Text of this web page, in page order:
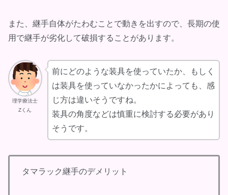
また、継手自体がたわむことで動きを出すので、長期の使
用で継手が劣化して破損することがあります。
理学療法士
Zくん
前にどのような装具を使っていたか、もしく
は装具を使っていなかったかによっても、感
じ方は違いそうですね。
装具の角度などは慎重に検討する必要があり
そうです。
タマラック継手のデメリット